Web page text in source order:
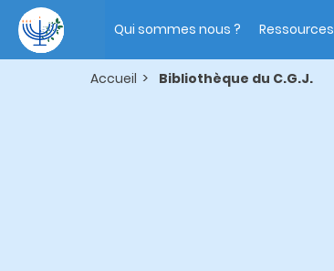
contenu
principal
navigation
Qui sommes nous ? Ressources
Accueil Bibliothèque du C.G.J.